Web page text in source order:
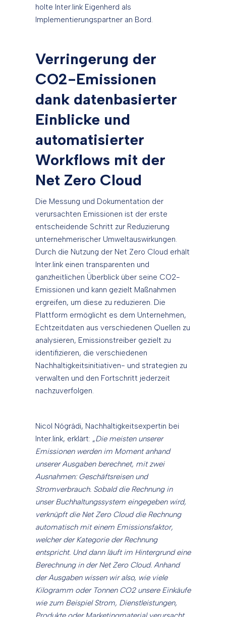
holte Inter.link Eigenherd als
Implementierungspartner an Bord.
Verringerung der
CO2-Emissionen
dank datenbasierter
Einblicke und
automatisierter
Workflows mit der
Net Zero Cloud
Die Messung und Dokumentation der
verursachten Emissionen ist der erste
entscheidende Schritt zur Reduzierung
unternehmerischer Umweltauswirkungen.
Durch die Nutzung der Net Zero Cloud erhält
Inter.link einen transparenten und
ganzheitlichen Überblick über seine CO2-
Emissionen und kann gezielt Maßnahmen
ergreifen, um diese zu reduzieren. Die
Plattform ermöglicht es dem Unternehmen,
Echtzeitdaten aus verschiedenen Quellen zu
analysieren, Emissionstreiber gezielt zu
identifizieren, die verschiedenen
Nachhaltigkeitsinitiativen- und strategien zu
verwalten und den Fortschritt jederzeit
nachzuverfolgen.
Nicol Nógrádi, Nachhaltigkeitsexpertin bei
Inter.link, erklärt: „Die meisten unserer
Emissionen werden im Moment anhand
unserer Ausgaben berechnet, mit zwei
Ausnahmen: Geschäftsreisen und
Stromverbrauch. Sobald die Rechnung in
unser Buchhaltungssystem eingegeben wird,
verknüpft die Net Zero Cloud die Rechnung
automatisch mit einem Emissionsfaktor,
welcher der Kategorie der Rechnung
entspricht. Und dann läuft im Hintergrund eine
Berechnung in der Net Zero Cloud. Anhand
der Ausgaben wissen wir also, wie viele
Kilogramm oder Tonnen CO2 unsere Einkäufe
wie zum Beispiel Strom, Dienstleistungen,